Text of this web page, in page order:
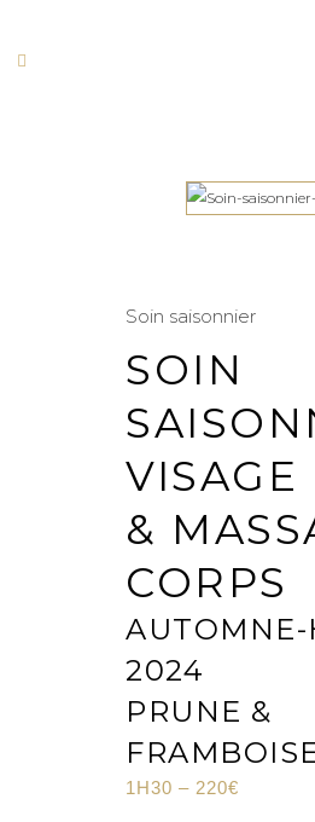
Soin saisonnier
SOIN
VISAGE
&
CORPS
AUTOMNE-
2024
PRUNE &
1H30 – 220€